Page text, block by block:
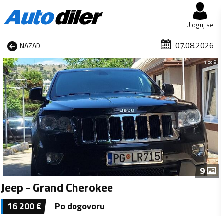
Uloguj se
NAZAD 07.08.2026
1 od 9
9
Jeep - Grand Cherokee
16 200€ Po dogovoru